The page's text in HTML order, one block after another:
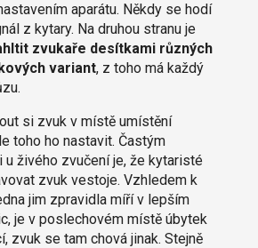
aparátu. Někdy se hodí
z kytary. Na druhou stranu je
zvukaře desítkami různých
variant, z toho má každý
si zvuk v místě umístění
toho ho nastavit. Častým
u živého zvučení je, že kytaristé
zvuk vestoje. Vzhledem k
jim zpravidla míří v lepším
je v poslechovém místě úbytek
zvuk se tam chová jinak. Stejně